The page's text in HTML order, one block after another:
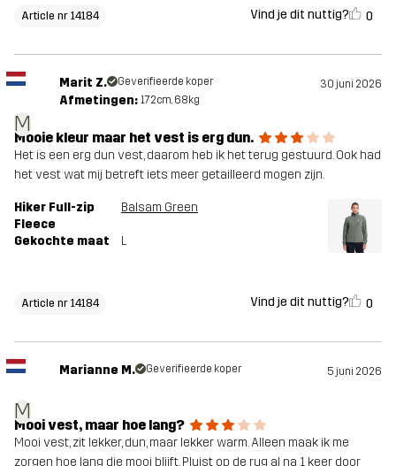
Article nr 14184 Vind je dit nuttig? 0
M
Marit Z. Geverifieerde koper 30 juni 2026
Afmetingen: 172cm, 68kg
Mooie kleur maar het vest is erg dun.
Het is een erg dun vest, daarom heb ik het terug gestuurd. Ook had
het vest wat mij betreft iets meer getailleerd mogen zijn.
Hiker Full-zip
Fleece
Balsam Green
Gekochte maat L
Article nr 14184 Vind je dit nuttig? 0
M
Marianne M. Geverifieerde koper 5 juni 2026
Mooi vest, maar hoe lang?
Mooi vest, zit lekker, dun, maar lekker warm. Alleen maak ik me
zorgen hoe lang die mooi blijft. Pluist op de rug al na 1 keer door